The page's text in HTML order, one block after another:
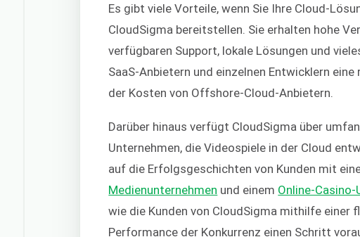
Es gibt viele Vorteile, wenn Sie Ihre Cloud-
CloudSigma bereitstellen. Sie erhalten hohe
verfügbaren Support, lokale Lösungen und
SaaS-Anbietern und einzelnen Entwicklern
der Kosten von Offshore-Cloud-Anbietern.
Darüber hinaus verfügt CloudSigma über
Unternehmen, die Videospiele in der Cloud
auf die Erfolgsgeschichten von Kunden mit
Medienunternehmen und einem Online-
wie die Kunden von CloudSigma mithilfe einer
Performance der Konkurrenz einen Schritt